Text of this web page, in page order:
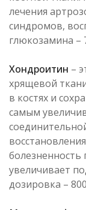
лечения
синдромов,
глюкозамина –
Хондроитин –
хрящевой
в костях и
самым
болезненность
увеличивает
дозировка –